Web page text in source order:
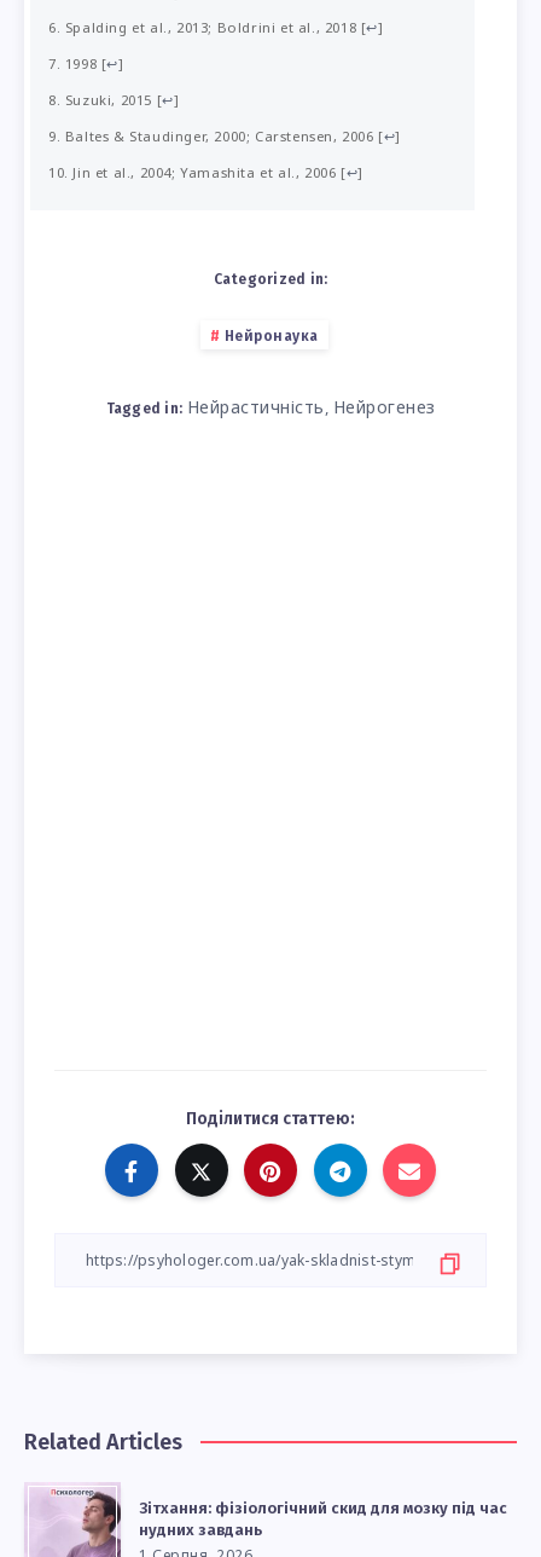
Spalding et al., 2013; Boldrini et al., 2018 [↩]
1998 [↩]
Suzuki, 2015 [↩]
Baltes & Staudinger, 2000; Carstensen, 2006 [↩]
Jin et al., 2004; Yamashita et al., 2006 [↩]
Categorized in:
Нейронаука
Tagged in: Нейрастичність, Нейрогенез
Поділитися статтею:
Related Articles
Зітхання: фізіологічний скид для мозку під час
нудних завдань